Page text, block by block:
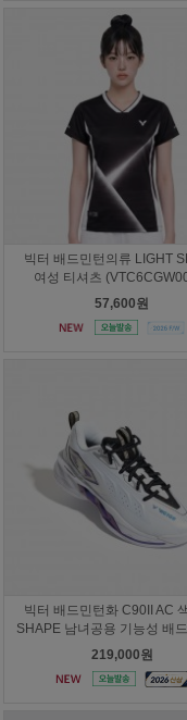
빅터 배드민턴의류 LIGHT
여성 티셔츠
57,600원
빅터 배드민턴화 C90II AC
SHAPE 남녀공용 기능성 배
219,000원